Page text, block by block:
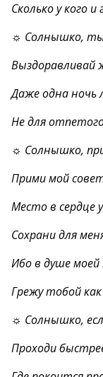
Сколько у кого и
☼ Солнышко, ты
Выздоравливай
Даже одна ночь
Не для
☼ Солнышко,
Прими мой
Место в сердце
Сохрани для
Ибо в душе
Грежу тобой
☼ Солнышко,
Проходи